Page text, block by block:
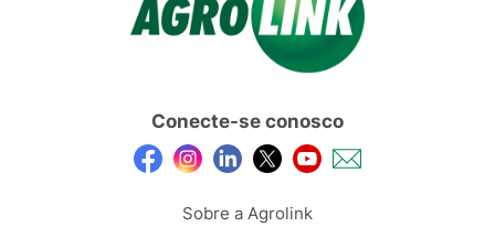
Conecte-se conosco
Sobre a Agrolink